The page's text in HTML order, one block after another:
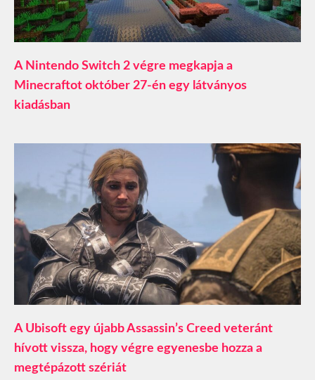
A Nintendo Switch 2 végre megkapja a
Minecraftot október 27-én egy látványos
kiadásban
A Ubisoft egy újabb Assassin’s Creed veteránt
hívott vissza, hogy végre egyenesbe hozza a
megtépázott szériát